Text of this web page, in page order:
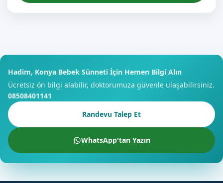
Hadim, Konya Bebek Sünneti İçin Hemen Bilgi Alın
Ücretsiz ön bilgi alabilir, doktorumuza güvenle ulaşabilirsiniz.
08508401141
Randevu Talep Et
WhatsApp'tan Yazın